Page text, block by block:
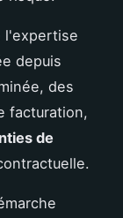
l'expertise
depuis
des
facturation,
de